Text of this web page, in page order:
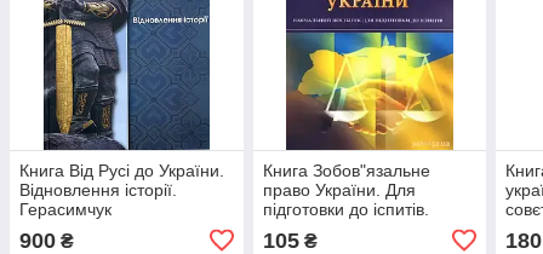
Книга Від Русі до України.
Відновлення історії.
Герасимчук
900 ₴
Книга Зобов"язальне
право України. Для
підготовки до іспитів.
105₴ 180